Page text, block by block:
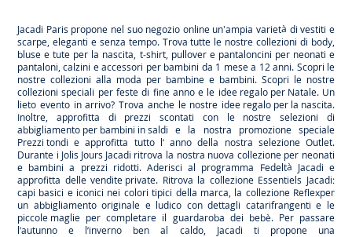
Jacadi Paris propone nel suo negozio online un'ampia varietà di vestiti e
scarpe, eleganti e senza tempo. Trova tutte le nostre collezioni di body,
bluse e tute per la nascita, t-shirt, pullover e pantaloncini per neonati e
pantaloni, calzini e accessori per bambini da 1 mese a 12 anni. Scopri le
nostre collezioni alla moda per bambine e bambini. Scopri le nostre
collezioni speciali per feste di fine anno e le idee regalo per Natale. Un
lieto evento in arrivo? Trova anche le nostre idee regalo per la nascita.
Inoltre, approfitta di prezzi scontati con le nostre selezioni di
abbigliamento per bambini in saldi e la nostra promozione speciale
Prezzi tondi e approfitta tutto l’ anno della nostra selezione Outlet.
Durante i Jolis Jours Jacadi ritrova la nostra nuova collezione per neonati
e bambini a prezzi ridotti. Aderisci al programma Fedeltà Jacadi e
approfitta dellevendite private. Ritrova la collezione Essentiels Jacadi:
capi basici e iconici nei colori tipici della marca, la collezione Reflexper
un abbigliamento originale e ludico con dettagli catarifrangenti e le
piccole maglie per completare il guardaroba dei bebè. Per passare
l’autunno e l’inverno ben al caldo, Jacadi ti propone una